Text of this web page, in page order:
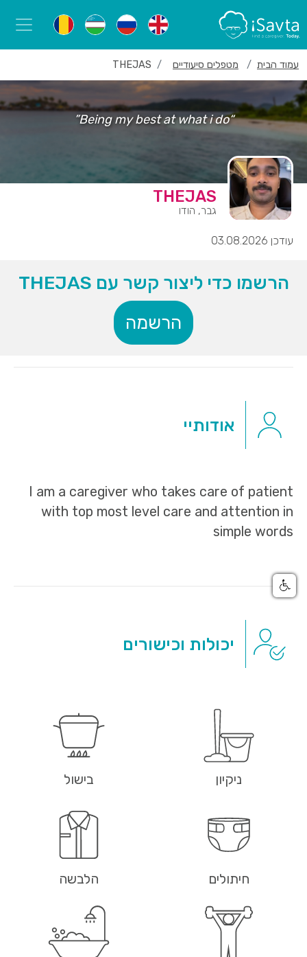
עמוד הבית מטפלים סיעודיים THEJAS
“Being my best at what i do”
THEJAS
גבר, הודו
עודכן 03.08.2026
הרשמו כדי ליצור קשר עם THEJAS
הרשמה
אודותיי
I am a caregiver who takes care of patient
with top most level care and attention in
simple words
יכולות וכישורים
ניקיון בישול
חיתולים הלבשה